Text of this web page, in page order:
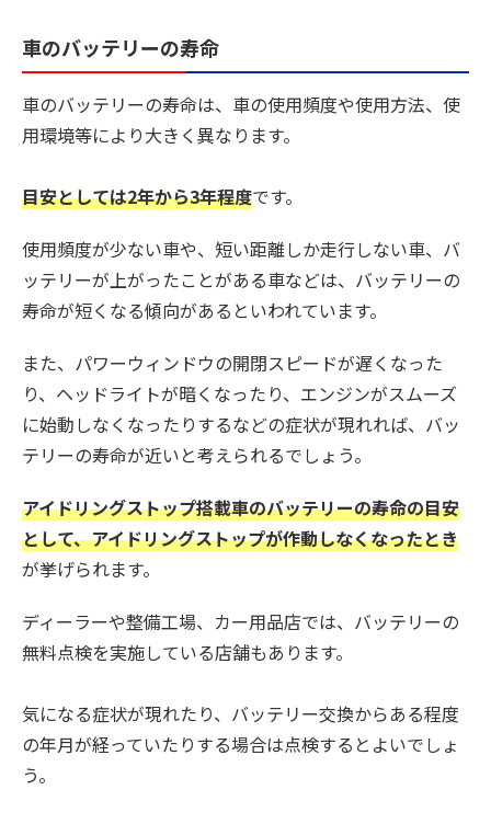
車のバッテリーの寿命
車のバッテリーの寿命は、車の使用頻度や使用方法、使
用環境等により大きく異なります。
目安としては2年から3年程度です。
使用頻度が少ない車や、短い距離しか走行しない車、バ
ッテリーが上がったことがある車などは、バッテリーの
寿命が短くなる傾向があるといわれています。
また、パワーウィンドウの開閉スピードが遅くなった
り、ヘッドライトが暗くなったり、エンジンがスムーズ
に始動しなくなったりするなどの症状が現れれば、バッ
テリーの寿命が近いと考えられるでしょう。
アイドリングストップ搭載車のバッテリーの寿命の目安
として、アイドリングストップが作動しなくなったとき
が挙げられます。
ディーラーや整備工場、カー用品店では、バッテリーの
無料点検を実施している店舗もあります。
気になる症状が現れたり、バッテリー交換からある程度
の年月が経っていたりする場合は点検するとよいでしょ
う。